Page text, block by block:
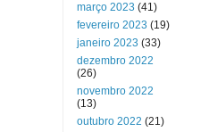
março 2023 (41)
fevereiro 2023 (19)
janeiro 2023 (33)
dezembro 2022
(26)
novembro 2022
(13)
outubro 2022 (21)